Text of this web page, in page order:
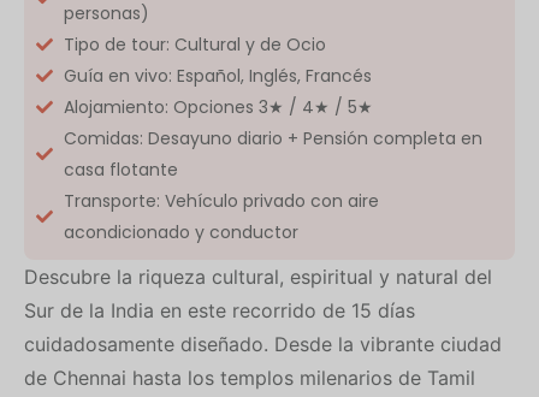
personas)
Tipo de tour: Cultural y de Ocio
Guía en vivo: Español, Inglés, Francés
Alojamiento: Opciones 3★ / 4★ / 5★
Comidas: Desayuno diario + Pensión completa en
casa flotante
Transporte: Vehículo privado con aire
acondicionado y conductor
Descubre la riqueza cultural, espiritual y natural del
Sur de la India en este recorrido de 15 días
cuidadosamente diseñado. Desde la vibrante ciudad
de Chennai hasta los templos milenarios de Tamil